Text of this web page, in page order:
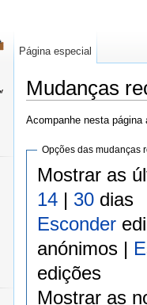
Mudanças
Acompanhe nesta
Opções das mudanças
Mostrar as
14| 30dias
Esconder
anónimos |
edições
Mostrar as
Página especial